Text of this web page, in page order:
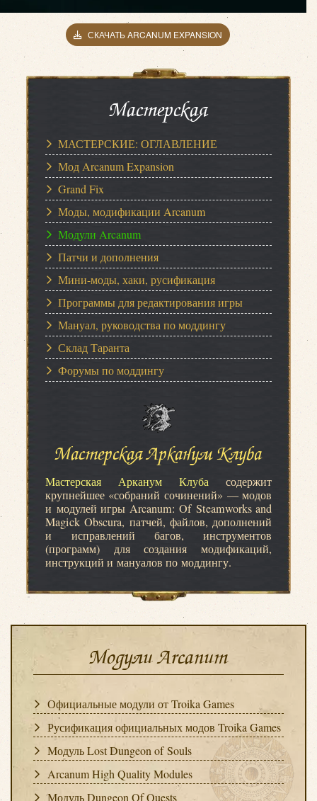
СКАЧАТЬ ARCANUM EXPANSION
Мастерская
МАСТЕРСКИЕ: ОГЛАВЛЕНИЕ
Мод Arcanum Expansion
Grand Fix
Моды, модификации Arcanum
Модули Arcanum
Патчи и дополнения
Мини-моды, хаки, русификация
Программы для редактирования игры
Мануал, руководства по моддингу
Склад Таранта
Форумы по моддингу
Мастерская Арканум Клуба
Мастерская Арканум Клуба содержит
крупнейшее «собраний сочинений» — модов
и модулей игры Arcanum: Of Steamworks and
Magick Obscura, патчей, файлов, дополнений
и исправлений багов, инструментов
(программ) для создания модификаций,
инструкций и мануалов по моддингу.
Модули Arcanum
Официальные модули от Troika Games
Русификация официальных модов Troika Games
Модуль Lost Dungeon of Souls
Arcanum High Quality Modules
Модуль Dungeon Of Quests